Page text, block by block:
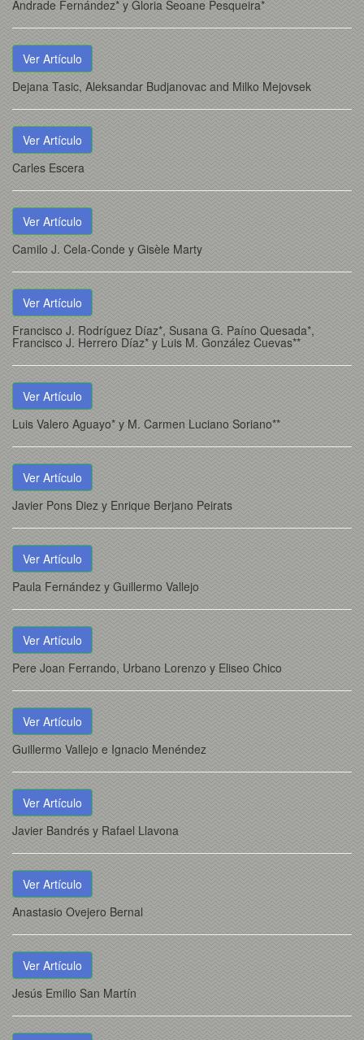
Andrade Fernández* y Gloria Seoane Pesqueira*
Ver Artículo
Dejana Tasic, Aleksandar Budjanovac and Milko Mejovsek
Ver Artículo
Carles Escera
Ver Artículo
Camilo J. Cela-Conde y Gisèle Marty
Ver Artículo
Francisco J. Rodríguez Díaz*, Susana G. Paíno Quesada*,
Francisco J. Herrero Díaz* y Luis M. González Cuevas**
Ver Artículo
Luis Valero Aguayo* y M. Carmen Luciano Soriano**
Ver Artículo
Javier Pons Diez y Enrique Berjano Peirats
Ver Artículo
Paula Fernández y Guillermo Vallejo
Ver Artículo
Pere Joan Ferrando, Urbano Lorenzo y Eliseo Chico
Ver Artículo
Guillermo Vallejo e Ignacio Menéndez
Ver Artículo
Javier Bandrés y Rafael Llavona
Ver Artículo
Anastasio Ovejero Bernal
Ver Artículo
Jesús Emilio San Martín